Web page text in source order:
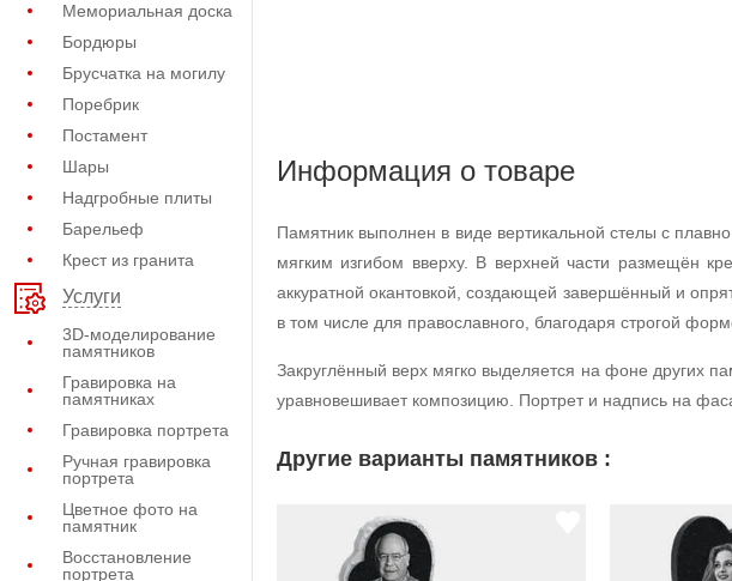
Мемориальная доска
Бордюры
Брусчатка на могилу
Поребрик
Постамент
Шары
Надгробные плиты
Барельеф
Крест из гранита
Услуги
3D-моделирование
памятников
Гравировка на
памятниках
Гравировка портрета
Ручная гравировка
портрета
Цветное фото на
памятник
Восстановление
портрета
Информация о товаре
Памятник выполнен в виде вертикальной стелы с
мягким изгибом вверху. В верхней части размещён
аккуратной окантовкой, создающей завершённый и
в том числе для православного, благодаря строгой
Закруглённый верх мягко выделяется на фоне других
уравновешивает композицию. Портрет и надпись на
Другие варианты памятников :